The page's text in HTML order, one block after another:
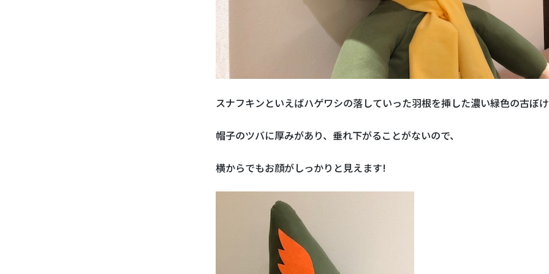
スナフキンといえばハゲワシの落していった羽根を挿した濃い緑色の古ぼ
帽子のツバに厚みがあり、垂れ下がることがないので、
横からでもお顔がしっかりと見えます!